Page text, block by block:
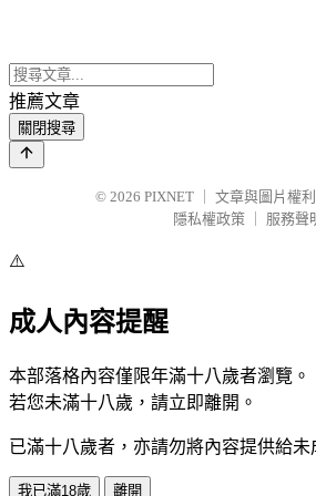
推薦文章
關閉搜尋
© 2026 PIXNET
文章與圖片權
隱私權政策
服務聲
⚠️
成人內容提醒
本部落格內容僅限年滿十八歲者瀏覽。
若您未滿十八歲，請立即離開。
已滿十八歲者，亦請勿將內容提供給未
我已滿18歲 離開